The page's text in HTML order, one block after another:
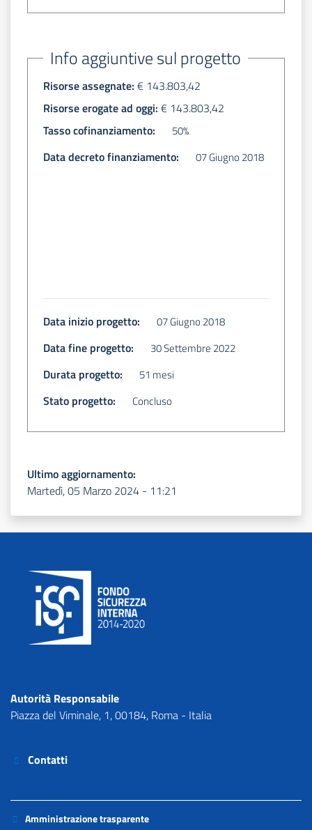
Info aggiuntive sul progetto
Risorse assegnate:€ 143.803,42
Risorse erogate ad oggi:€ 143.803,42
Tasso cofinanziamento:
50%
Data decreto finanziamento: 07 Giugno 2018
Data inizio progetto: 07 Giugno 2018
Data fine progetto: 30 Settembre 2022
Durata progetto: 51 mesi
Stato progetto: Concluso
Ultimo aggiornamento:
Martedì, 05 Marzo 2024 - 11:21
Footer
Autorità Responsabile
Piazza del Viminale, 1, 00184, Roma - Italia
Contatti
Contatti
Amministrazione trasparente